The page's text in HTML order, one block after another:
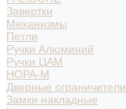
Завертки
Механизмы
Петли
Ручки Алюминий
Ручки ЦАМ
НОРА-М
Дверные ограничители
Замки накладные